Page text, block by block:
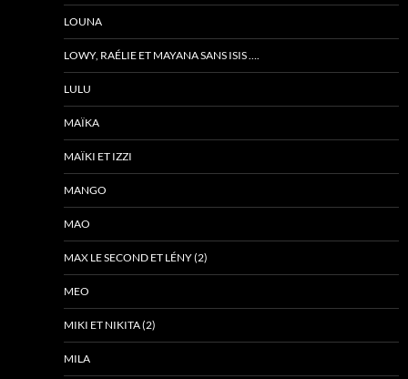
LOUNA
LOWY, RAÉLIE ET MAYANA SANS ISIS ….
LULU
MAÏKA
MAÏKI ET IZZI
MANGO
MAO
MAX LE SECOND ET LÉNY (2)
MEO
MIKI ET NIKITA (2)
MILA